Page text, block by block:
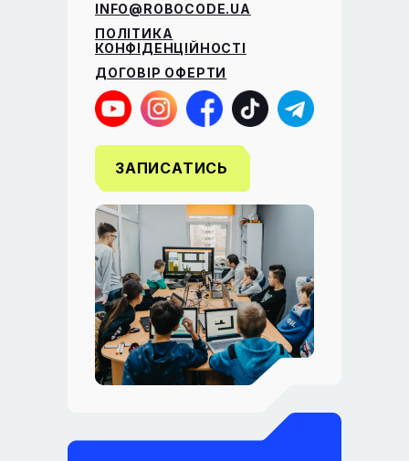
INFO@ROBOCODE.UA
ПОЛІТИКА
КОНФІДЕНЦІЙНОСТІ
ДОГОВІР ОФЕРТИ
ЗАПИСАТИСЬ